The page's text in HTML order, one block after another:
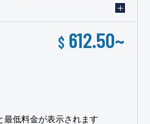
$ 612.50~
低料金が表示されます